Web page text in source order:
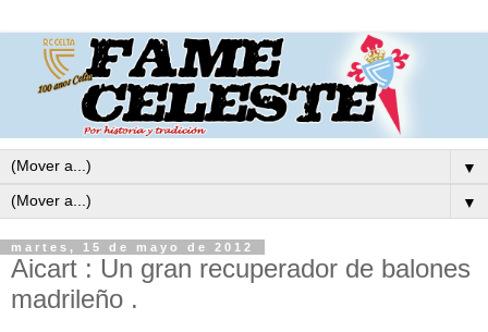
▼
▼
martes, 15 de mayo de 2012
Aicart : Un gran recuperador de balones
madrileño .